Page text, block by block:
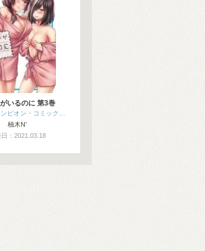
いるのに 第3巻
ピオン・コミック…
柚木N’
：2021.03.18